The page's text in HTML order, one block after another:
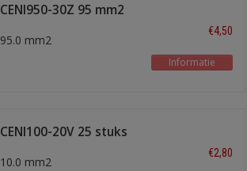
CENI950-30Z 95 mm2
95.0 mm2
€4,50
Informatie
CENI100-20V 25 stuks
10.0 mm2
€2,80